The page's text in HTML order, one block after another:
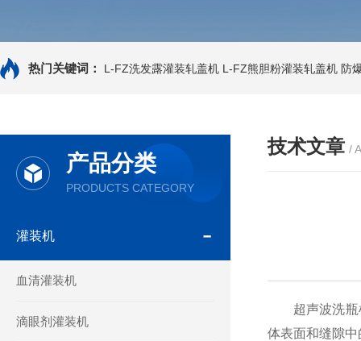
热门关键词： L-FZ洗发露灌装轧盖机 L-FZ熊胆粉灌装轧盖机 防
产品分类
PRODUCTS CATEGORY
灌装机
血清灌装机
滴眼剂灌装机
技术文章 /
超声波洗瓶机
体表面和缝隙